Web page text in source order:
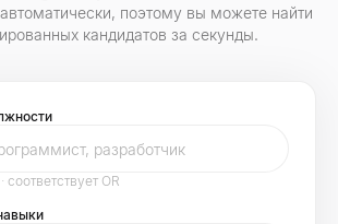
поэтому вы можете найти
кандидатов за секунды.
соответствует OR